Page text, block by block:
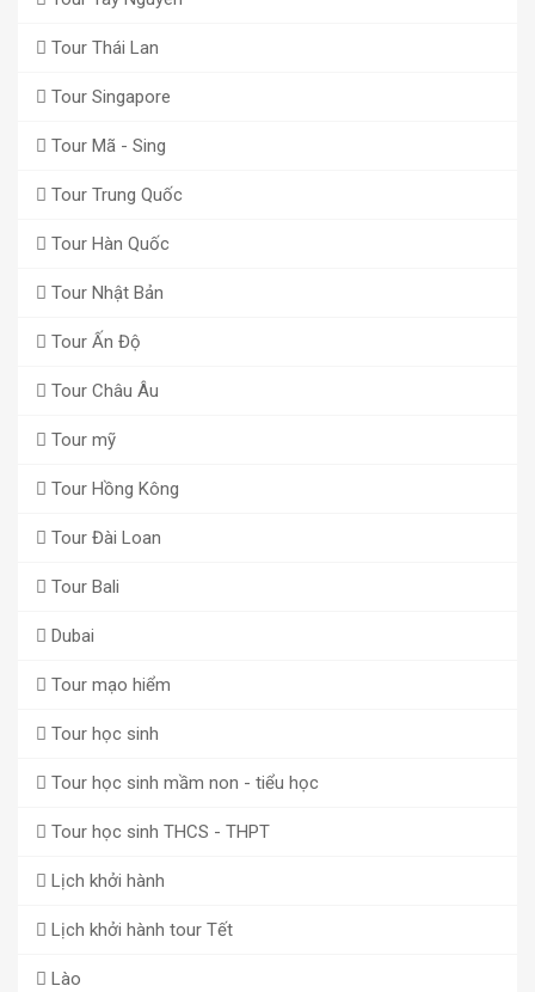
Tour Thái Lan
Tour Singapore
Tour Mã - Sing
Tour Trung Quốc
Tour Hàn Quốc
Tour Nhật Bản
Tour Ấn Độ
Tour Châu Âu
Tour mỹ
Tour Hồng Kông
Tour Đài Loan
Tour Bali
Dubai
Tour mạo hiểm
Tour học sinh
Tour học sinh mầm non - tiểu học
Tour học sinh THCS - THPT
Lịch khởi hành
Lịch khởi hành tour Tết
Lào